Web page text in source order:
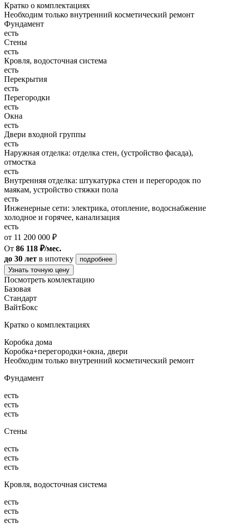
Кратко о комплектациях
Необходим только внутренний косметический ремонт
Фундамент
есть
Стены
есть
Кровля, водосточная система
есть
Перекрытия
есть
Перегородки
есть
Окна
есть
Двери входной группы
есть
Наружная отделка: отделка стен, (устройство фасада),
отмостка
есть
Внутренняя отделка: штукатурка стен и перегородок по
маякам, устройство стяжки пола
есть
Инженерные сети: электрика, отопление, водоснабжение
холодное и горячее, канализация
есть
от 11 200 000 ₽
От 86 118 ₽/мес.
до 30 лет в ипотеку
подробнее
Узнать точную цену
Посмотреть комлектацию
Базовая
Стандарт
ВайтБокс
Кратко о комплектациях
Коробка дома
Коробка+перегородки+окна, двери
Необходим только внутренний косметический ремонт
Фундамент
есть
есть
есть
Стены
есть
есть
есть
Кровля, водосточная система
есть
есть
есть